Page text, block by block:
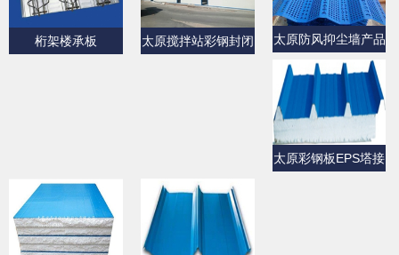
桁架楼承板
太原搅拌站彩钢封闭
太原防风抑尘墙产品
展示
太原彩钢板EPS塔接